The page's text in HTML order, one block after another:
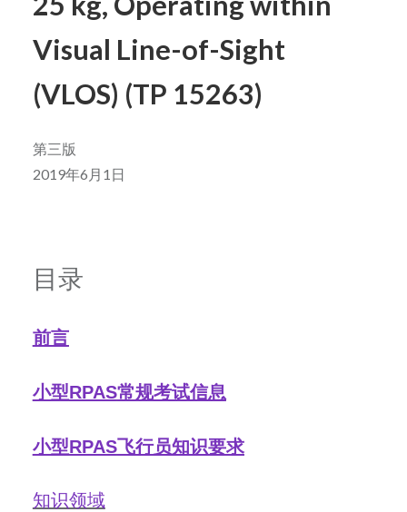
Visual Line-of-Sight
(VLOS) (TP 15263)
第三版
2019年6月1日
目录
前言
小型RPAS常规考试信息
小型RPAS飞行员知识要求
知识领域